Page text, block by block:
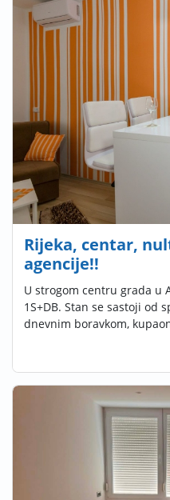
Rijeka, centar,
agencije!!
U strogom centru grada u
1S+DB. Stan se sastoji od
dnevnim boravkom,